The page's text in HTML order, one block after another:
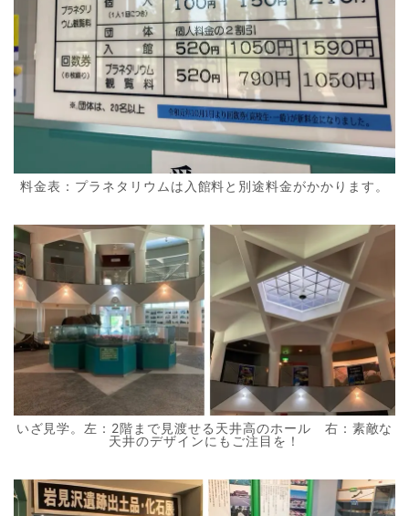
料金表：プラネタリウムは入館料と別途料金がかかります。
いざ見学。左：2階まで見渡せる天井高のホール 右：素敵な
天井のデザインにもご注目を！